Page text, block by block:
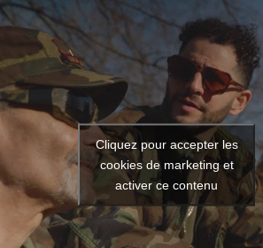
Cliquez pour accepter les
cookies de marketing et
activer ce contenu